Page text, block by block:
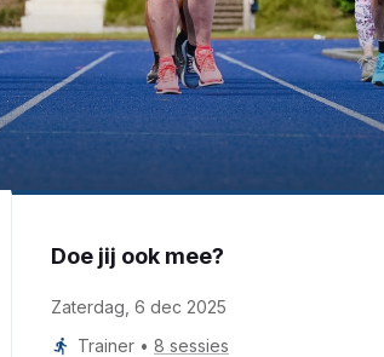
Doe jij ook mee?
Zaterdag, 6 dec 2025
Trainer • 8 sessies